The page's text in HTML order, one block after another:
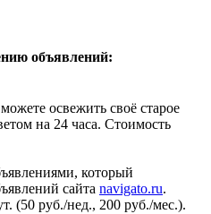
объявлений:
освежить своё старое
на 24 часа. Стоимость
который
сайта navigato.ru.
(50 руб./нед., 200 руб./мес.).